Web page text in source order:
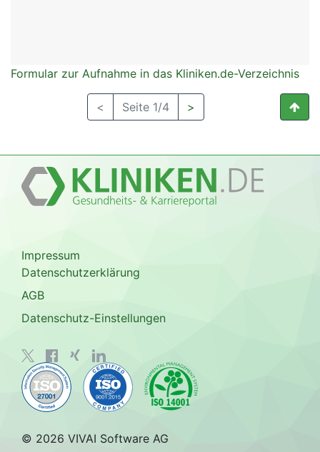
Formular zur Aufnahme in das Kliniken.de-Verzeichnis
< Seite 1/4 >
Impressum
Datenschutzerklärung
AGB
Datenschutz-Einstellungen
© 2026 VIVAI Software AG